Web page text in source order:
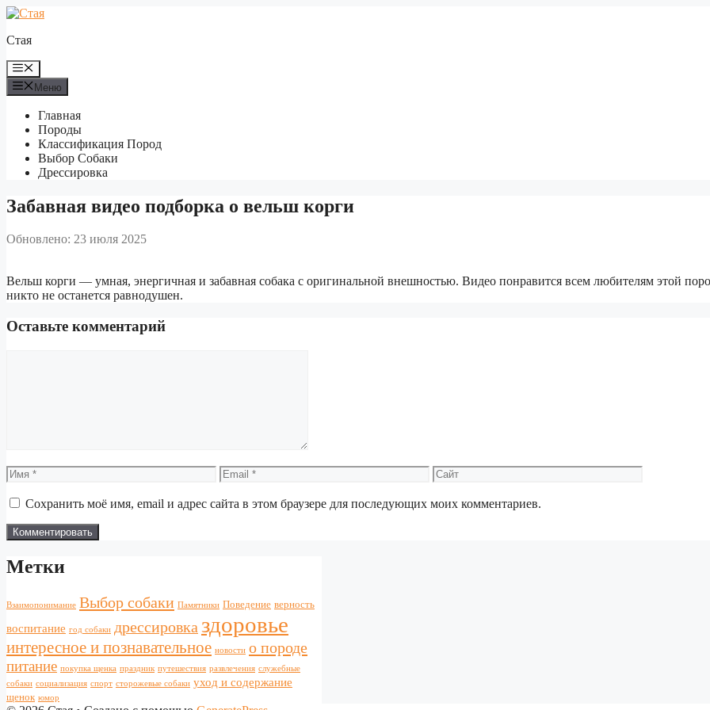
Перейти
содержимому
Стая
Меню
Меню
Главная
Породы
Классификация Пород
Выбор Собаки
Дрессировка
Забавная видео подборка о вельш корги
Обновлено: 23 июля 2025
Вельш корги — умная, энергичная и забавная собака с оригинальной внешностью. Видео понравится всем любителям этой
никто не останется равнодушен.
Оставьте комментарий
Имя Email Сайт
Сохранить моё имя, email и адрес сайта в этом браузере для последующих моих комментариев.
Метки
Взаимопонимание Выбор собаки Памятники Поведение верность
воспитание год собаки дрессировка здоровье
интересное и познавательное новости о породе
питание покупка щенка праздник путешествия развлечения служебные
собаки социализация спорт сторожевые собаки уход и содержание
щенок юмор